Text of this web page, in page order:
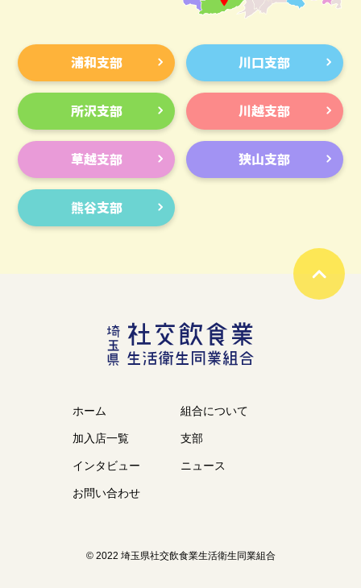
浦和支部 川口支部
所沢支部 川越支部
草越支部 狭山支部
熊谷支部
ホーム 組合について
加入店一覧 支部
インタビュー ニュース
お問い合わせ
© 2022 埼玉県社交飲食業生活衛生同業組合